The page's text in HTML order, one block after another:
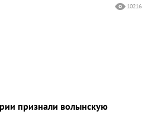
10216
признали волынскую